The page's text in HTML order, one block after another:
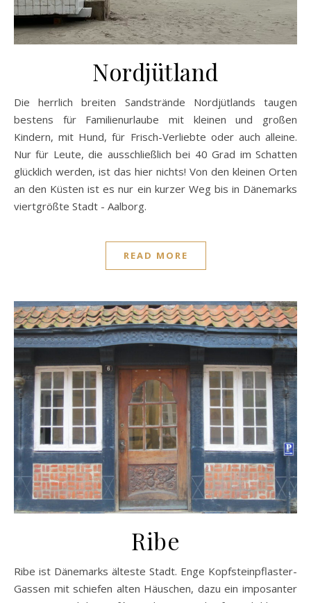
Nordjütland
Die herrlich breiten Sandstrände Nordjütlands taugen
bestens für Familienurlaube mit kleinen und großen
Kindern, mit Hund, für Frisch-Verliebte oder auch alleine.
Nur für Leute, die ausschließlich bei 40 Grad im Schatten
glücklich werden, ist das hier nichts! Von den kleinen Orten
an den Küsten ist es nur ein kurzer Weg bis in Dänemarks
viertgrößte Stadt - Aalborg.
READ MORE
Ribe
Ribe ist Dänemarks älteste Stadt. Enge Kopfsteinpflaster-
Gassen mit schiefen alten Häuschen, dazu ein imposanter